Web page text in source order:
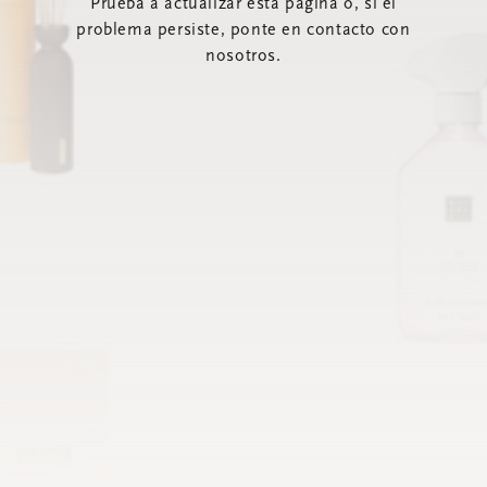
Prueba a actualizar esta página o, si el
problema persiste, ponte en contacto con
nosotros.